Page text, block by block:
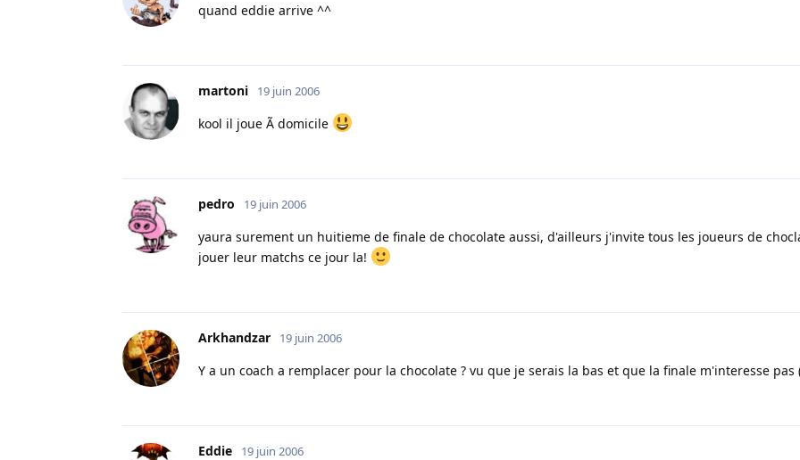
quand eddie arrive ^^
martoni 19 juin 2006
kool il joue Ã domicile
pedro 19 juin 2006
yaura surement un huitieme de finale de chocolate aussi, d'ailleurs j'invite tous les joueurs de
jouer leur matchs ce jour la!
Arkhandzar 19 juin 2006
Y a un coach a remplacer pour la chocolate ? vu que je serais la bas et que la finale m'interesse pas
Eddie 19 juin 2006